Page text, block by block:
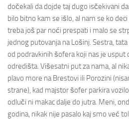
dočekali da dojde taj dugo isčekivani
bilo bitno kam se išlo, al nam se ko
treba još par noći prespati i malo se
jednog putovanja na Lošinj. Sestra,
od podravkinih šofera koji nas je usput
odredišta. Višesatni put za nama, al
plavo more na Brestovi ili Porozini
strane), kad majstor šofer parkira
odluči ni makac dalje do jutra. Meni,
godina, nikak nije pasalo kaj smo već